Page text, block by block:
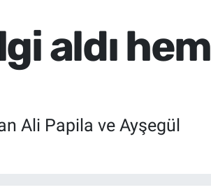
aldı hem
Ali Papila ve Ayşegül